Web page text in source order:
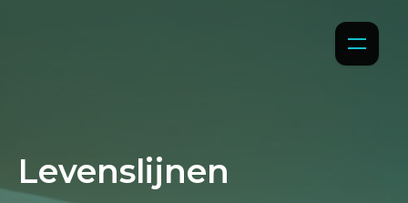
Levenslijnen